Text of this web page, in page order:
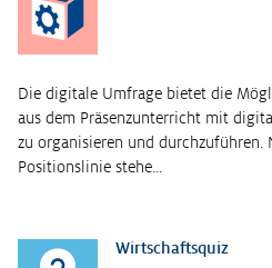
Die digitale Umfrage bietet die
aus dem Präsenzunterricht mit
zu organisieren und durchzuführen.
Positionslinie stehe…
Wirtschaftsquiz